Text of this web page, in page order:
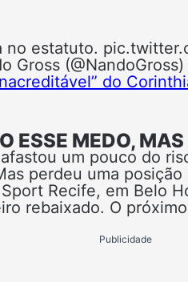
no estatuto.
Gross (@NandoGross)
do
ESSE MEDO,
um pouco do
perdeu uma
Recife, em Belo
rebaixado. O
Publicidade